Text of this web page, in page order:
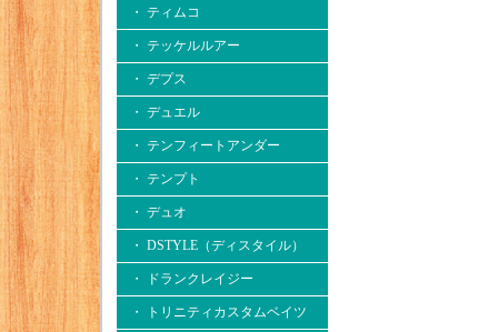
・ ティムコ
・ テッケルルアー
・ デプス
・ デュエル
・ テンフィートアンダー
・ テンプト
・ デュオ
・ DSTYLE（ディスタイル）
・ ドランクレイジー
・ トリニティカスタムベイツ